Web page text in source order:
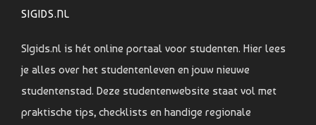
SIGIDS.NL
SIgids.nl is hét online portaal voor studenten. Hier lees
je alles over het studentenleven en jouw nieuwe
studentenstad. Deze studentenwebsite staat vol met
praktische tips, checklists en handige regionale